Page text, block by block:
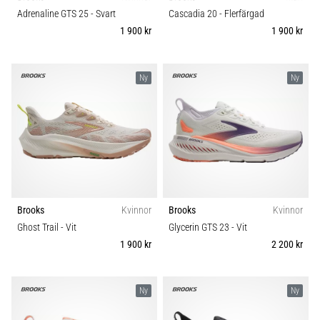
Adrenaline GTS 25- Svart
1 900 kr
Cascadia 20 - Flerfärgad
1 900 kr
Ny
Brooks
Kvinnor
Ghost Trail - Vit
1 900 kr
Ny
Brooks
Kvinnor
Glycerin GTS 23 - Vit
2 200 kr
Ny Ny